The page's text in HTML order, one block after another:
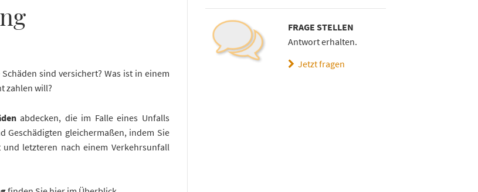
sind versichert? Was ist in einem
zahlen will?
abdecken, die im Falle eines Unfalls
Geschädigten gleichermaßen, indem Sie
letzteren nach einem Verkehrsunfall
FRAGE STELLEN
Antwort erhalten.
Jetzt fragen